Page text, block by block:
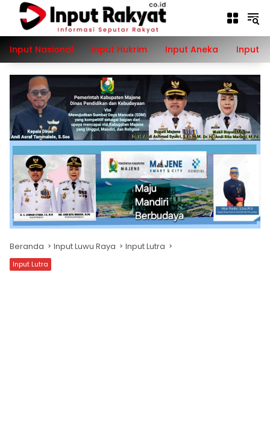
Langsung
konten
Input Nasional
Input Hukrim Input Aneka Input
Beranda Input Luwu Raya Input Lutra
Input Lutra